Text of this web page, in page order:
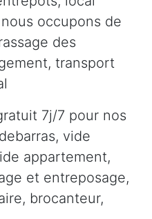
occupons de
des
transport
7j/7 pour nos
vide
appartement,
et entreposage,
brocanteur,